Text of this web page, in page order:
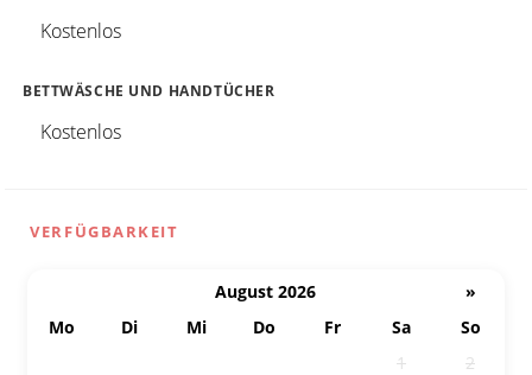
Kostenlos
BETTWÄSCHE UND HANDTÜCHER
Kostenlos
VERFÜGBARKEIT
August 2026
»
Mo
Di Mi Do Fr Sa
So
1
2